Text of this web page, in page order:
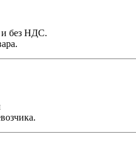
и без НДС.